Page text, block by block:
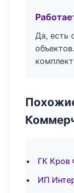
Да, есть
ГК Кров
ИП